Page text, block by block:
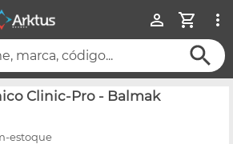
marca, código...
Clinic-Pro - Balmak
estoque